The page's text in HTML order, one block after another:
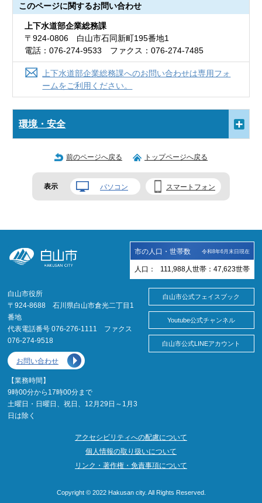
このページに関するお問い合わせ
上下水道部企業総務課
〒924-0806 白山市石同新町195番地1
電話：076-274-9533 ファクス：076-274-7485
上下水道部企業総務課へのお問い合わせは専用フォ
ームをご利用ください。
環境・安全
前のページへ戻る トップページへ戻る
表示 パソコン スマートフォン
市の人口・世帯数 令和8年6月末日現在
人口： 111,988 人 世帯： 47,623世帯
白山市役所
〒924-8688 石川県白山市倉光二丁目1
番地
代表電話番号 076-276-1111 ファクス
076-274-9518
お問い合わせ
【業務時間】
9時00分から17時00分まで
土曜日・日曜日、祝日、12月29日～1月3
日は除く
白山市公式フェイスブック
Youtube公式チャンネル
白山市公式LINEアカウント
アクセシビリティへの配慮について
個人情報の取り扱いについて
リンク・著作権・免責事項について
Copyright © 2022 Hakusan city. All Rights Reserved.